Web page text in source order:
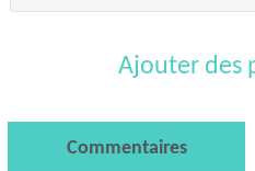
Ajouter des
Commentaires